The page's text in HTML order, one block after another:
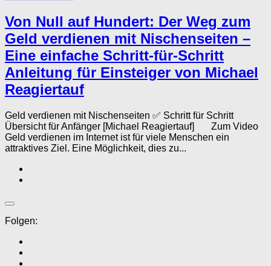
Von Null auf Hundert: Der Weg zum
Geld verdienen mit Nischenseiten –
Eine einfache Schritt-für-Schritt
Anleitung für Einsteiger von Michael
Reagiertauf
Geld verdienen mit Nischenseiten ✅ Schritt für Schritt
Übersicht für Anfänger [Michael Reagiertauf] Zum Video
Geld verdienen im Internet ist für viele Menschen ein
attraktives Ziel. Eine Möglichkeit, dies zu...
Folgen: